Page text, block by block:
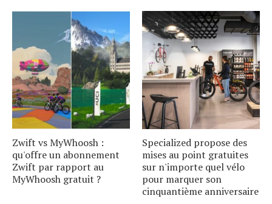
Zwift vs MyWhoosh :
qu'offre un abonnement
Zwift par rapport au
MyWhoosh gratuit ?
Specialized propose des
mises au point gratuites
sur n'importe quel vélo
pour marquer son
cinquantième anniversaire